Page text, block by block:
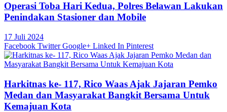
Operasi Toba Hari Kedua, Polres Belawan Lakukan
Penindakan Stasioner dan Mobile
17 Juli 2024
Facebook Twitter Google+ Linked In Pinterest
Harkitnas ke- 117, Rico Waas Ajak Jajaran Pemko
Medan dan Masyarakat Bangkit Bersama Untuk
Kemajuan Kota